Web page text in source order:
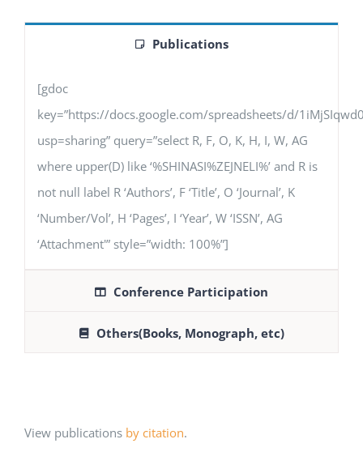
Publications
[gdoc
key=”https://docs.google.com/spreadsheets/d/
usp=sharing” query=”select R, F, O, K, H, I, W, AG
where upper(D) like ‘%SHINASI%ZEJNELI%’ and R is
not null label R ‘Authors’, F ‘Title’, O ‘Journal’, K
‘Number/Vol’, H ‘Pages’, I ‘Year’, W ‘ISSN’, AG
‘Attachment'” style=”width: 100%”]
Conference Participation
Others(Books, Monograph, etc)
View publications by citation.